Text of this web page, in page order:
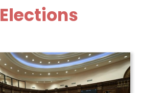
Elections